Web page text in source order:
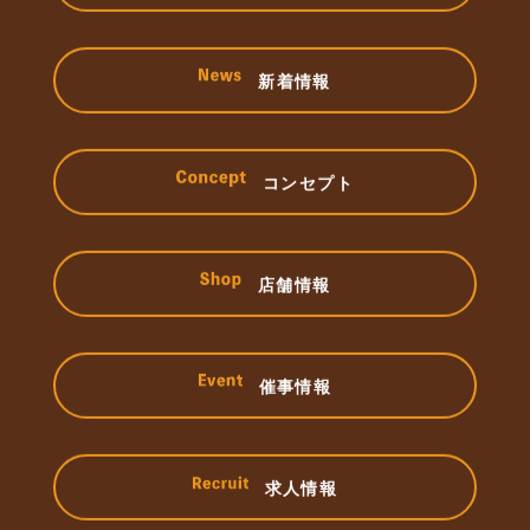
新着情報
コンセプト
店舗情報
催事情報
求人情報